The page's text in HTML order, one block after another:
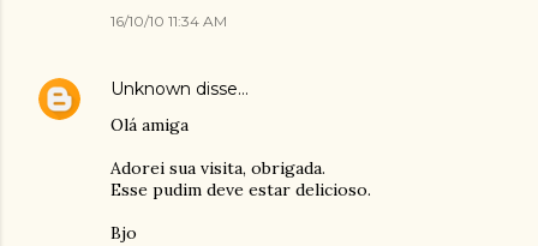
16/10/10 11:34 AM
Unknown disse…
Olá amiga
Adorei sua visita, obrigada.
Esse pudim deve estar delicioso.
Bjo